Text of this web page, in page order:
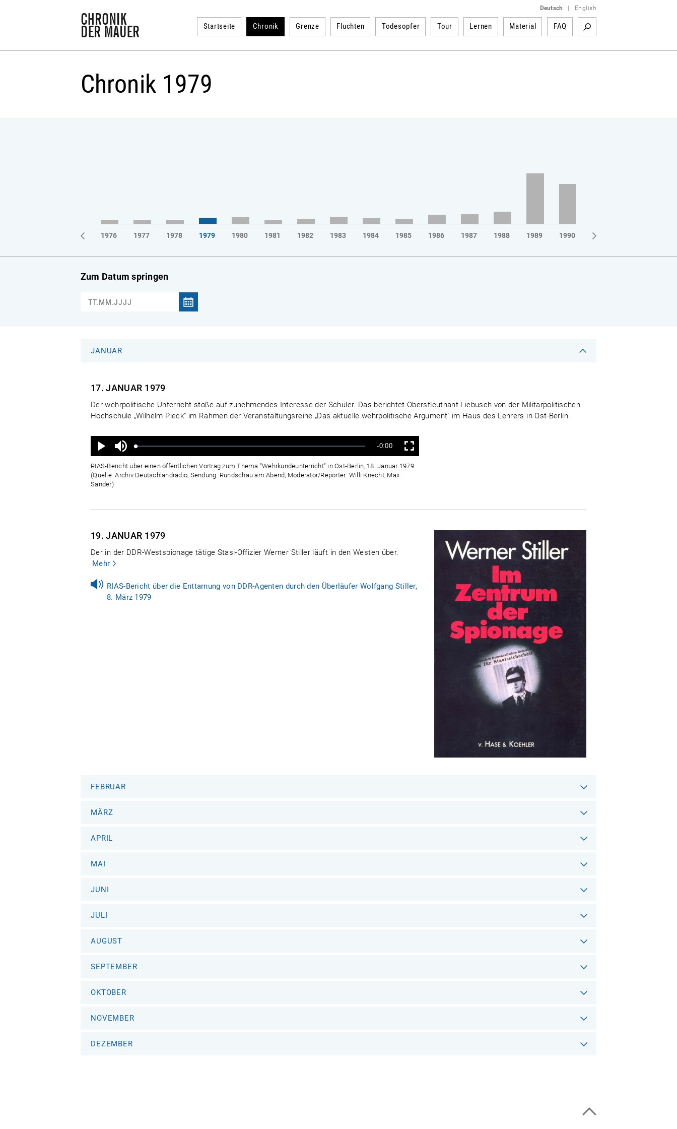
Deutsch English
Startseite Chronik Grenze Fluchten Todesopfer Tour Lernen Material FAQ
Chronik 1979
1975 1976 1977 1978 1979 1980 1981 1982 1983 1984 1985 1986 1987 1988 1989 1990
Zum Datum springen
JANUAR
17. JANUAR 1979
Der wehrpolitische Unterricht stoße auf zunehmendes Interesse der Schüler. Das berichtet Oberstleutnant Liebusch von der Militärpolitischen
Hochschule „Wilhelm Pieck" im Rahmen der Veranstaltungsreihe „Das aktuelle wehrpolitische Argument" im Haus des Lehrers in Ost-Berlin.
Wiedergabe
Ton
aus
Geladen:
Status:
Verbleibende
Zeit
-0:00 Vollbild
RIAS-Bericht über einen öffentlichen Vortrag zum Thema "Wehrkundeunterricht" in Ost-Berlin, 18. Januar 1979
(Quelle: Archiv Deutschlandradio, Sendung: Rundschau am Abend, Moderator/Reporter: Willi Knecht, Max
Sander)
19. JANUAR 1979
Der in der DDR-Westspionage tätige Stasi-Offizier Werner Stiller läuft in den Westen über.
Mehr
RIAS-Bericht über die Enttarnung von DDR-Agenten durch den Überläufer Wolfgang Stiller,
8. März 1979
FEBRUAR
MÄRZ
APRIL
MAI
JUNI
JULI
AUGUST
SEPTEMBER
OKTOBER
NOVEMBER
DEZEMBER